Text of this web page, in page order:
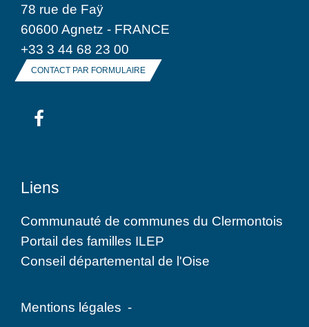
78 rue de Faÿ
60600 Agnetz - FRANCE
+33 3 44 68 23 00
CONTACT PAR FORMULAIRE
Liens
Communauté de communes du Clermontois
Portail des familles ILEP
Conseil départemental de l'Oise
Mentions légales -